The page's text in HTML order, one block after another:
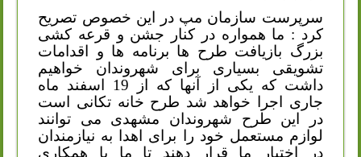
سرپرست سازمان مپ در این خصوص تصریح
کرد : ما همواره در کنار جشن و قرعه کشی
بزرگ بازیافت طرح ها برنامه ها و اقدامات
تشویقی بسیاری برای شهروندان خواهیم
داشت که یکی از آنها که از 19 اسفند ماه
جاری اجرا خواهد شد طرح خانه تکانی است
در این طرح شهروندان مشهدی می توانند
لوازم مستعمل خود را برای اهدا به نیازمندان
در اختیار ما قرار دهند تا ما با همکاری